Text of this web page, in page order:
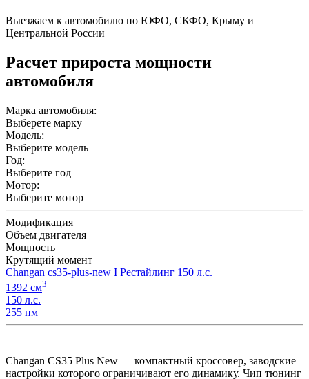
Выезжаем к автомобилю по ЮФО, СКФО, Крыму и
Центральной России
Расчет прироста мощности
автомобиля
Марка автомобиля:
Выберете марку
Модель:
Выберите модель
Год:
Выберите год
Мотор:
Выберите мотор
Модификация
Объем двигателя
Мощность
Крутящий момент
Changan cs35-plus-new I Рестайлинг 150 л.с.
1392 см3
150 л.с.
255 нм
Changan CS35 Plus New — компактный кроссовер, заводские
настройки которого ограничивают его динамику. Чип тюнинг